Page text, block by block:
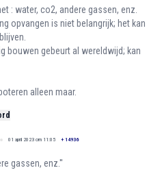
: water, co2, andere gassen, enz.
opvangen is niet belangrijk; het kan
bouwen gebeurt al wereldwijd; kan
alleen maar.
01 april 2023 om 11:05 + 14936
gassen, enz.''